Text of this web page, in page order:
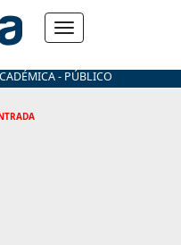
- PÚBLICO